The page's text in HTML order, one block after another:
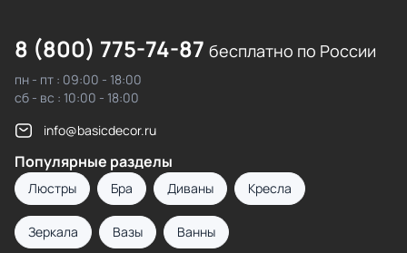
8 (800) 775-74-87 бесплатно по России
пн - пт : 09:00 - 18:00
сб - вс : 10:00 - 18:00
info@basicdecor.ru
Популярные разделы
Люстры Бра Диваны Кресла
Зеркала Вазы Ванны